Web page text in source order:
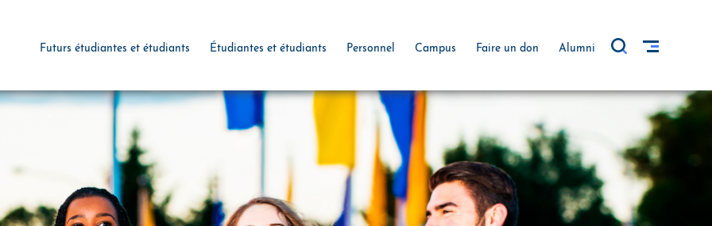
Futurs étudiantes et étudiants Étudiantes et étudiants Personnel Campus Faire un don Alumni